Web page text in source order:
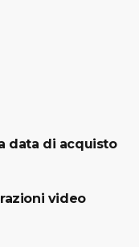
data di acquisto
video